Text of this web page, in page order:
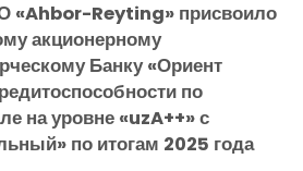
«Ahbor-Reyting» присвоило
акционерному
Банку «Ориент
по
на уровне «uzA++» с
по итогам 2025 года